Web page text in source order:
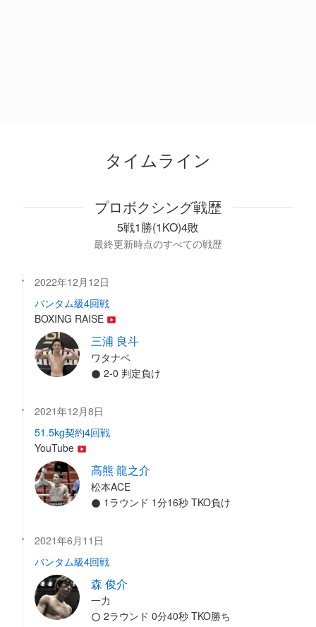
タイムライン
プロボクシング戦歴
5戦1勝(1KO)4敗
最終更新時点のすべての戦歴
2022年12月12日
バンタム級4回戦
BOXING RAISE
三浦 良斗
ワタナベ
2-0 判定負け
2021年12月8日
51.5kg契約4回戦
YouTube
高熊 龍之介
松本ACE
1ラウンド 1分16秒 TKO負け
2021年6月11日
バンタム級4回戦
森 俊介
一力
2ラウンド 0分40秒 TKO勝ち